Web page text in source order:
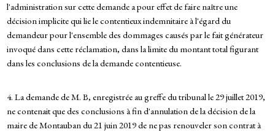
l'administration sur cette demande a pour effet de faire naître une
décision implicite qui lie le contentieux indemnitaire à l'égard du
demandeur pour l'ensemble des dommages causés par le fait générateur
invoqué dans cette réclamation, dans la limite du montant total figurant
dans les conclusions de la demande contentieuse.
4. La demande de M. B, enregistrée au greffe du tribunal le 29 juillet 2019,
ne contenait que des conclusions à fin d'annulation de la décision de la
maire de Montauban du 21 juin 2019 de ne pas renouveler son contrat à